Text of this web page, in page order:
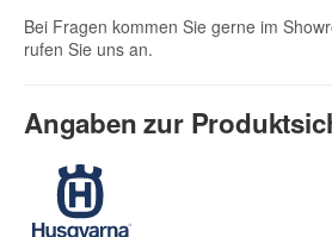
Bei Fragen kommen Sie gerne im
rufen Sie uns an.
Angaben zur